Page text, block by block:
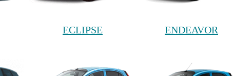
ECLIPSE ENDEAVOR